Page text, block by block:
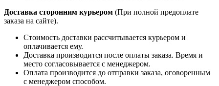
Доставка сторонним курьером (При полной предоплате
заказа на сайте).
Стоимость доставки рассчитывается курьером и
оплачивается ему.
Доставка производится после оплаты заказа. Время и
место согласовывается с менеджером.
Оплата производится до отправки заказа, оговоренным
с менеджером способом.